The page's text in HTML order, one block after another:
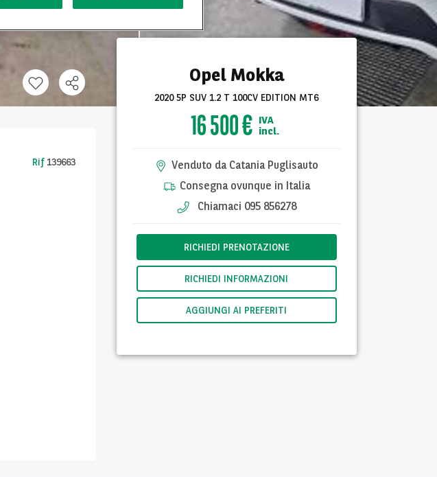
Opel Mokka
2020 5P SUV 1.2 T 100CV EDITION MT6
16 500 € IVA
incl.
Venduto da Catania Puglisauto
Consegna ovunque in Italia
Chiamaci 095 856278
RICHIEDI PRENOTAZIONE
RICHIEDI INFORMAZIONI
AGGIUNGI AI PREFERITI
Rif 139663